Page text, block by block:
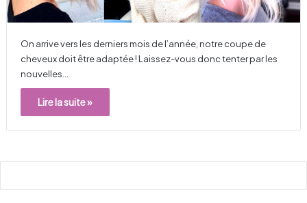
On arrive vers les derniers mois de l’année, notre coupe de
cheveux doit être adaptée ! Laissez-vous donc tenter par les
nouvelles…
Lire la suite »